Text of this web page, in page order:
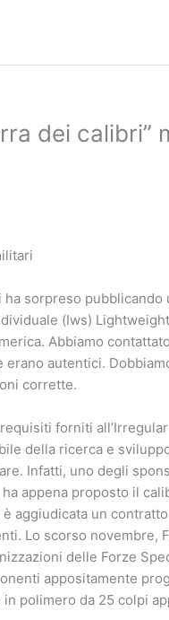
dei calibri”
ha sorpreso
(Iws)
Abbiamo
autentici.
corrette.
forniti
della ricerca e
Infatti, uno degli
appena proposto il
aggiudicata un
Lo scorso novembre,
delle Forze
appositamente
polimero da 25 colpi